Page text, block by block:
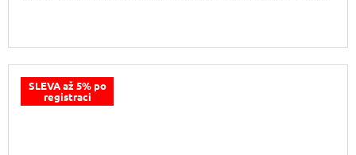
SLEVA až 5% po
registraci